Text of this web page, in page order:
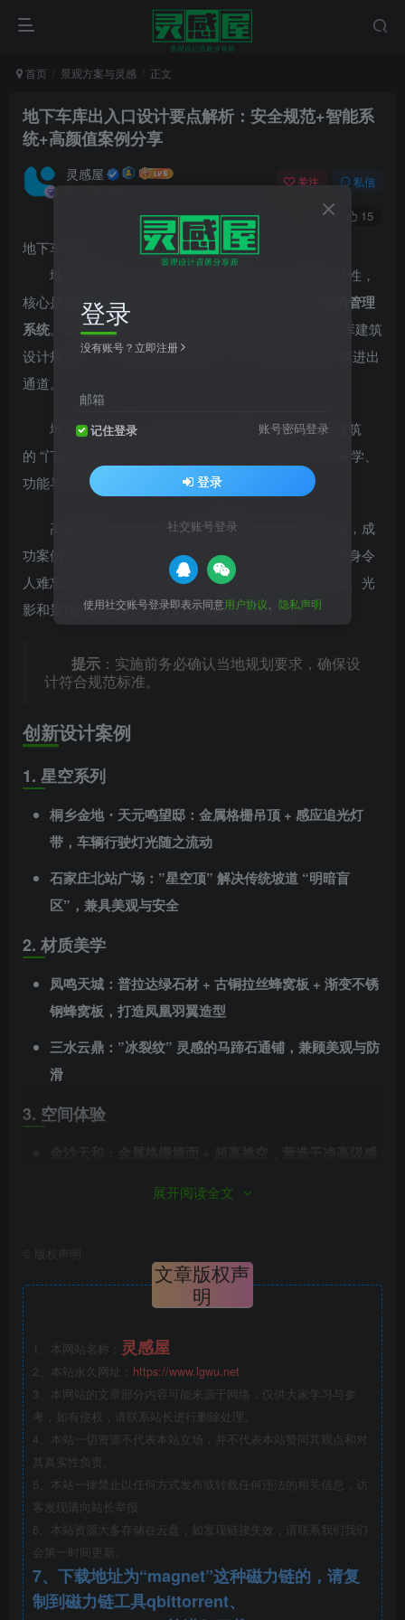
首页 景观方案与灵感 正文
地下车库出入口设计要点解析：安全规范+智能系
统+高颜值案例分享
灵感屋
8个月前发布
关注 私信
181 15
地下车出入口
地下车库出入口设计需综合考虑安全、便捷与经济性，
核心是
合理的坡度
智能的管理
系统。设计时应严格遵循国家标准 (JGJ100-2015《车库建筑
设计规范》)，结合项目实际需求，打造安全高效的车辆进出
通道。
地下车库出入口已从单纯的功能性通道，升级为建筑
的 “门面担当” 和归家仪式的起点。高颜值设计需平衡美学、
功能与安全，打造令人惊艳的空间体验。
高颜值地下车库出入口设计是建筑品质的重要体现，成
功案例证明：当功能与美学完美融合，平凡的坡道可变身令
人难忘的空间体验。设计时应立足项目定位，通过材质、光
影和景观的精心搭配，打造专属的归家仪式感。
提示 ：实施前务必确认当地规划要求，确保设
计符合规范标准。
创新设计案例
1. 星空系列
桐乡金地・天元鸣望邸：金属格栅吊顶 + 感应追光灯
带，车辆行驶灯光随之流动
石家庄北站广场：”星空顶” 解决传统坡道 “明暗盲
区”，兼具美观与安全
2. 材质美学
凤鸣天城： 普拉达绿石材 + 古铜拉丝蜂窝板 + 渐变不锈
钢蜂窝板，打造凤凰羽翼造型
三水云鼎 ：”冰裂纹” 灵感的马蹄石通铺，兼顾美观与防
滑
3. 空间体验
华发・利君都荟城央：定制仿古铝板吊顶，简奢典雅
展开阅读全文
版权声明
文章版权声
明
1、本网站名称： 灵感屋
2、本站永久网址： https://www.lgwu.net
3、本网站的文章部分内容可能来源于网络，仅供大家学习与参
考，如有侵权，请联系站长进行删除处理。
4、本站一切资源不代表本站立场，并不代表本站赞同其观点和对
其真实性负责。
5、本站一律禁止以任何方式发布或转载任何违法的相关信息，访
客发现请向站长举报
6、本站资源大多存储在云盘，如发现链接失效，请联系我们我们
会第一时间更新。
7、下载地址为“magnet”这种磁力链的，请复
制到磁力链工具qbittorrent、
登录
没有账号？立即注册
邮箱
记住登录 账号密码登录
登录
社交账号登录
使用社交账号登录即表示同意用户协议 隐私声明